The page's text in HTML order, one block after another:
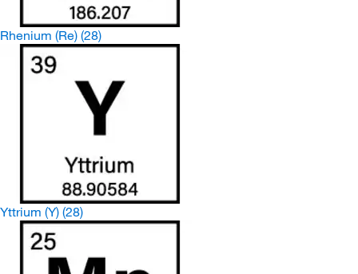
Rhenium (Re) (28)
Yttrium (Y) (28)